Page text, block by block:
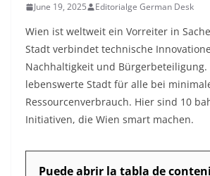
June 19, 2025 Editorialge German Desk
Wien ist weltweit ein Vorreiter in
Stadt verbindet technische
Nachhaltigkeit und Bürgerbeteiligung.
lebenswerte Stadt für alle bei
Ressourcenverbrauch. Hier sind 10
Initiativen, die Wien smart machen.
Puede abrir la tabla de